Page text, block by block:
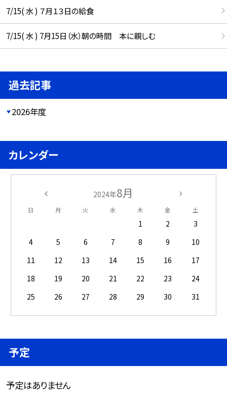
7/15( 水 ) ７月１３日の給食
7/15( 水 ) 7月15日（水）朝の時間 本に親しむ
過去記事
2026年度
カレンダー
2024年8月
日 月 火 水 木 金 土
1 2
3
4
5 6 7 8 9
10
11
12 13 14 15 16
17
18
19 20 21 22 23
24
25
26 27 28 29 30 31
予定
予定はありません